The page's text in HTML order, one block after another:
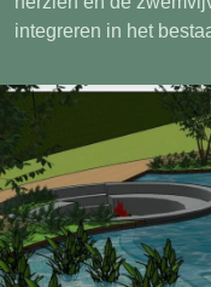
integreren in het